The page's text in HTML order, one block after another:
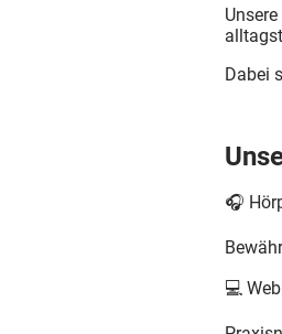
Dabei
🎧
💻